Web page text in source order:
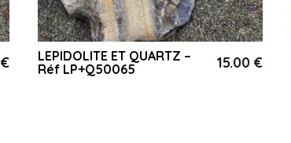
€
LEPIDOLITE ET QUARTZ –
Réf LP+Q50065
15.00 €